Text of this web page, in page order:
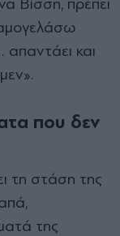
απαντάει και
που δεν
τη στάση της
της